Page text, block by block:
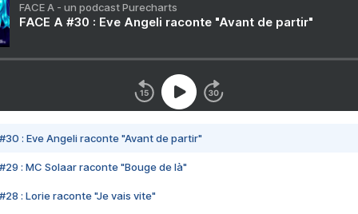
FACE A - un podcast Purecharts
FACE A #30 : Eve Angeli raconte "Avant de partir"
#30 : Eve Angeli raconte "Avant de partir"
#29 : MC Solaar raconte "Bouge de là"
#28 : Lorie raconte "Je vais vite"